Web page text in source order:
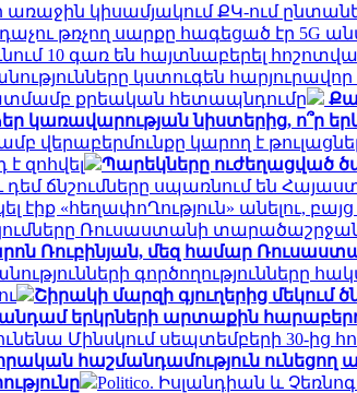
ի առաջին կիսամյակում ՔԿ-ում
թռչող սարքը հագեցած էր 5G
10 գառ են հայտնաբերել
կստուգեն
քրեական հետապնդումը
կառավարության նիստերից, ո՞ր
վերաբերմունքը կարող է
զոհվել
Պարեկները ուժեղացված
դեմ ճնշումները սպառնում են
էիք «հեղափոՂություն» անելու,
Ռուսաստանի
Ռուբինյան, մեզ համար
գործողությունները
Շիրակի մարզի գյուղերից մեկում
երկրների արտաքին
Մինսկում սեպտեմբերի 30-ից
հաշմանդամություն ունեցող
Politico. Իսլանդիան և